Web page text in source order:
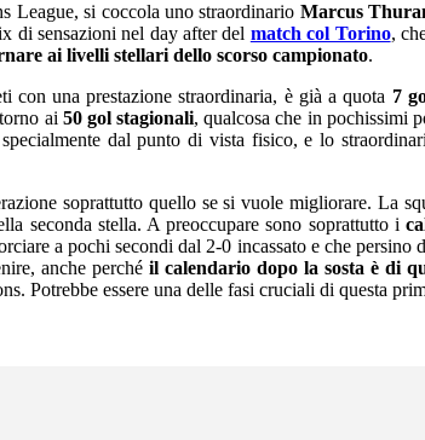
League, si coccola uno straordinario Marcus
di sensazioni nel day after del match col Torino,
ai livelli stellari dello scorso campionato.
una prestazione straordinaria, è già a quota 7
ai 50 gol stagionali, qualcosa che in pochissimi
dal punto di vista fisico, e lo
soprattutto quello se si vuole migliorare. La
seconda stella. A preoccupare sono soprattutto i
a pochi secondi dal 2-0 incassato e che
anche perchéil calendario dopo la sosta è di
Potrebbe essere una delle fasi cruciali di questa